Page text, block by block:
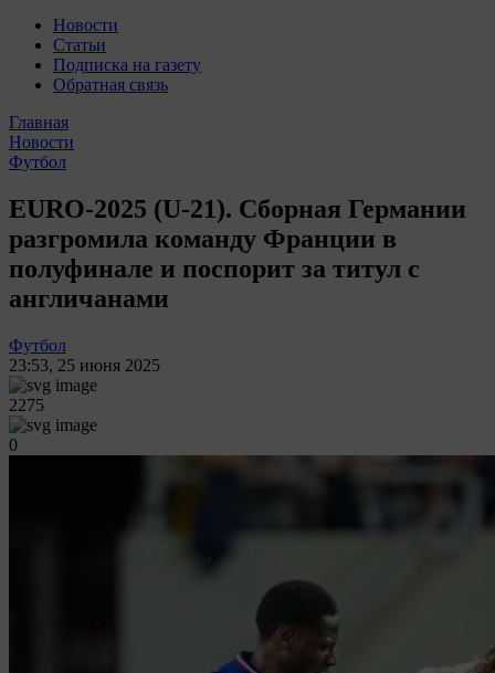
Новости
Статьи
Подписка на газету
Обратная связь
Главная
Новости
Футбол
EURO-2025 (U-21). Сборная Германии
разгромила команду Франции в
полуфинале и поспорит за титул с
англичанами
Футбол
23:53, 25 июня 2025
2275
0